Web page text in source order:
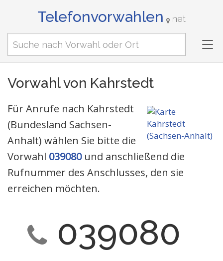
Telefonvorwahlen net
Vorwahl von Kahrstedt
Für Anrufe nach Kahrstedt
(Bundesland Sachsen-
Anhalt) wählen Sie bitte die
Vorwahl 039080und anschließend die
Rufnummer des Anschlusses, den sie
erreichen möchten.
039080